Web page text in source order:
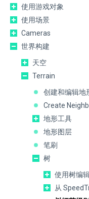
使用游戏对象
使用场景
Cameras
世界构建
天空
Terrain
创建和编辑地
Create
地形工具
地形图层
笔刷
树
使用树编
从